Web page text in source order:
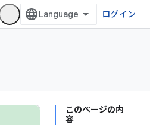
ログイン
このページの内
容